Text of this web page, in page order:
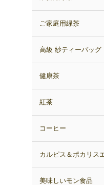
ご家庭用緑茶
高級 紗ティーバッグ
健康茶
紅茶
コーヒー
カルピス＆ポカリス
美味しいモン食品